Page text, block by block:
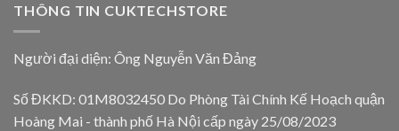
THÔNG TIN CUKTECHSTORE
Người đại diện: Ông Nguyễn Văn Đảng
Số ĐKKD: 01M8032450 Do Phòng Tài Chính Kế Hoạch quận
Hoàng Mai - thành phố Hà Nội cấp ngày 25/08/2023